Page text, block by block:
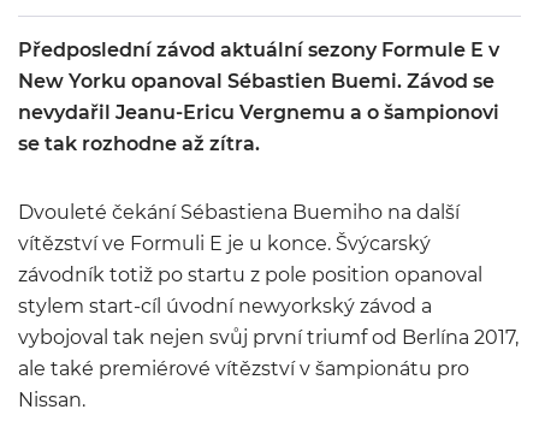
Předposlední závod aktuální sezony Formule E v
New Yorku opanoval Sébastien Buemi. Závod se
nevydařil Jeanu-Ericu Vergnemu a o šampionovi
se tak rozhodne až zítra.
Dvouleté čekání Sébastiena Buemiho na další
vítězství ve Formuli E je u konce. Švýcarský
závodník totiž po startu z pole position opanoval
stylem start-cíl úvodní newyorkský závod a
vybojoval tak nejen svůj první triumf od Berlína 2017,
ale také premiérové vítězství v šampionátu pro
Nissan.